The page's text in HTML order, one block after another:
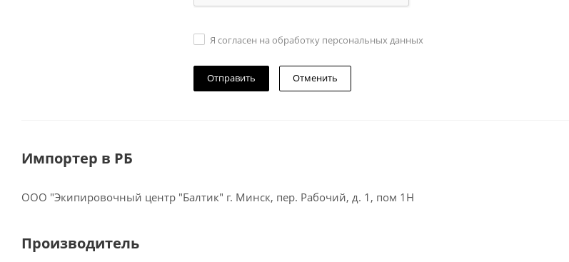
Я согласен на обработку персональных данных
Отменить
Импортер в РБ
ООО "Экипировочный центр "Балтик" г. Минск, пер. Рабочий, д. 1, пом 1Н
Производитель